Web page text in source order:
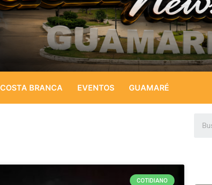
COSTA BRANCA EVENTOS GUAMARÉ
COTIDIANO